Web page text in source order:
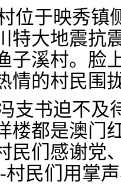
位于映秀镇
特大地震抗
子溪村。脸
情的村民围
支书迫不及
楼都是澳门
民们感谢党
村民们用掌